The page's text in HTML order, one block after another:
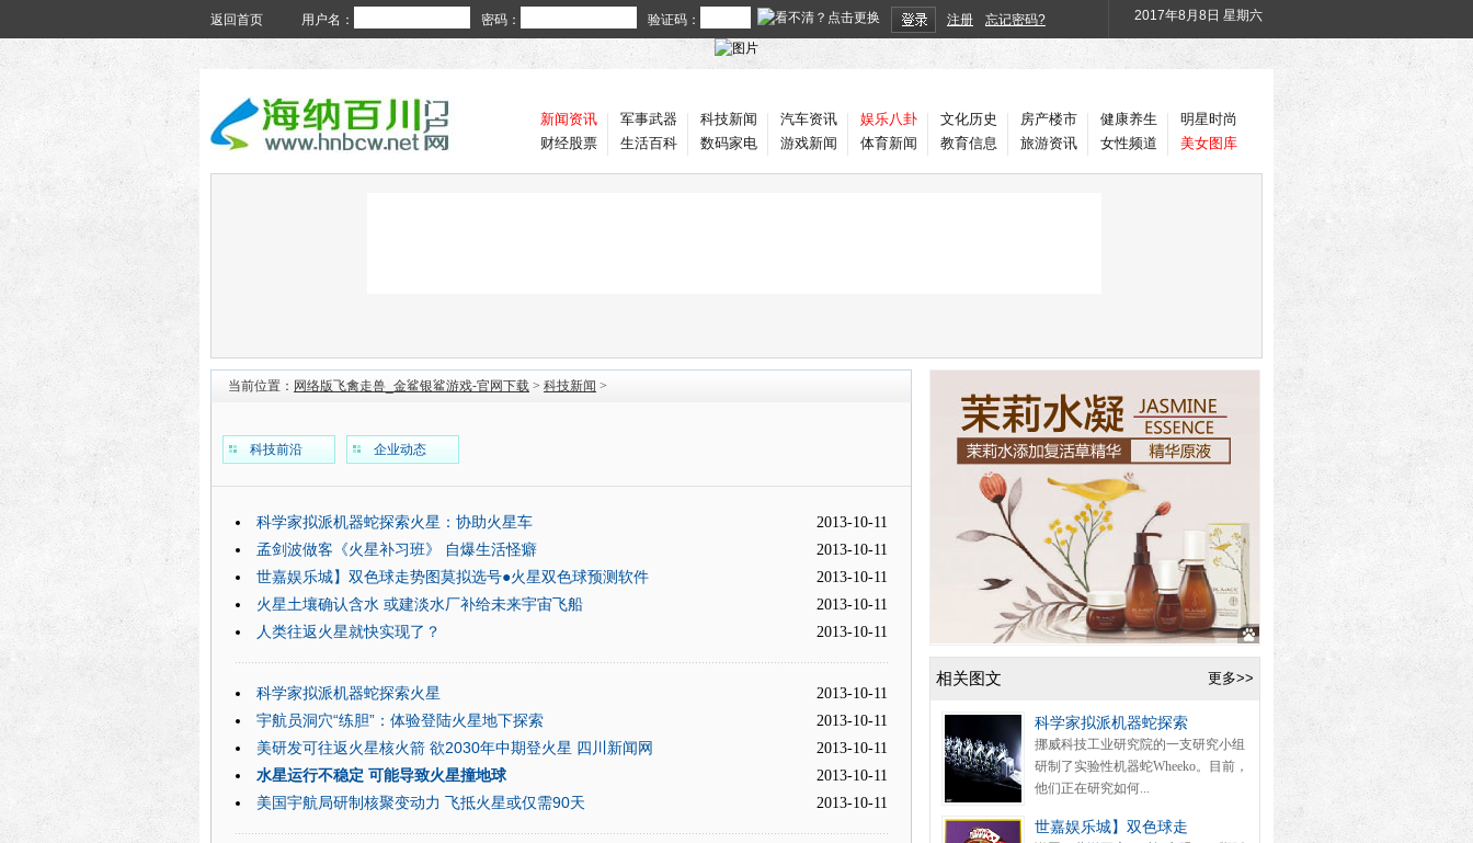
返回首页 用户名： 密码： 验证码： 注册 忘记密码? 2017年8月8日 星期六
新闻资讯
财经股票
军事武器
生活百科
科技新闻
数码家电
汽车资讯
游戏新闻
娱乐八卦
体育新闻
文化历史
教育信息
房产楼市
旅游资讯
健康养生
女性频道
明星时尚
美女图库
当前位置： 网络版飞禽走兽_金鲨银鲨游戏-官网下载 > 科技新闻 >
科技前沿 企业动态
2013-10-11
科学家拟派机器蛇探索火星：协助火星车
2013-10-11
孟剑波做客《火星补习班》 自爆生活怪癖
2013-10-11
世嘉娱乐城】双色球走势图莫拟选号●火星双色球预测软件
2013-10-11
火星土壤确认含水 或建淡水厂补给未来宇宙飞船
2013-10-11
人类往返火星就快实现了？
2013-10-11
科学家拟派机器蛇探索火星
2013-10-11
宇航员洞穴“练胆”：体验登陆火星地下探索
2013-10-11
美研发可往返火星核火箭 欲2030年中期登火星 四川新闻网
2013-10-11
水星运行不稳定 可能导致火星撞地球
2013-10-11
美国宇航局研制核聚变动力 飞抵火星或仅需90天
更多>>
相关图文
科学家拟派机器蛇探索
挪威科技工业研究院的一支研究小组
研制了实验性机器蛇Wheeko。目前，
他们正在研究如何...
世嘉娱乐城】双色球走